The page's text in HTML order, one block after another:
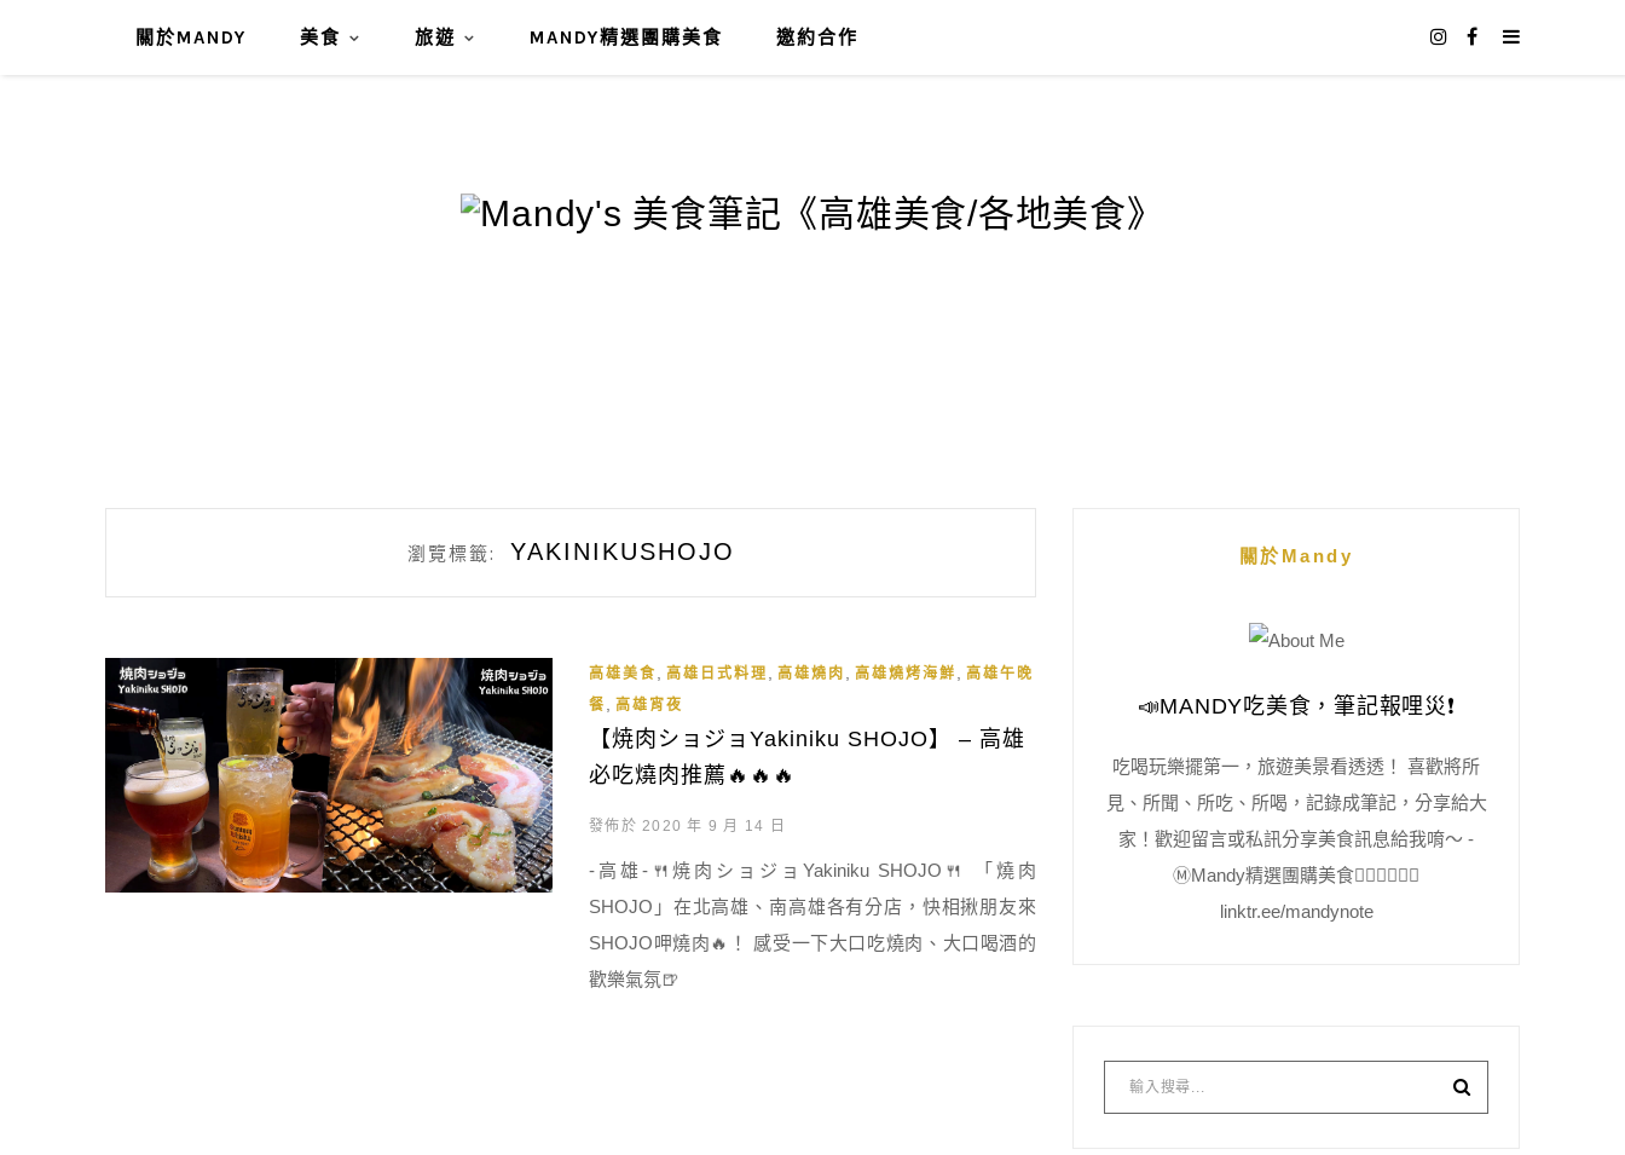
關於MANDY 美食 旅遊 MANDY精選團購美食 邀約合作
瀏覽標籤: YAKINIKUSHOJO
高雄美食 高雄日式料理 高雄燒肉 高雄燒烤海鮮
高雄午晚
餐
高雄宵夜
【焼肉ショジョYakiniku SHOJO】 – 高雄
必吃燒肉推薦🔥🔥🔥
發佈於 2020 年 9 月 14 日
-高雄-🍴焼肉ショジョYakiniku SHOJO🍴 「燒肉
SHOJO」在北高雄、南高雄各有分店，快相揪朋友來
SHOJO呷燒肉🔥！ 感受一下大口吃燒肉、大口喝酒的
歡樂氣氛🍺
關於Mandy
📣MANDY吃美食，筆記報哩災❗️
吃喝玩樂擺第一，旅遊美景看透透！ 喜歡將所
見、所聞、所吃、所喝，記錄成筆記，分享給大
家！歡迎留言或私訊分享美食訊息給我唷～ -
Ⓜ️Mandy精選團購美食👇🏻👇🏻👇🏻
linktr.ee/mandynote